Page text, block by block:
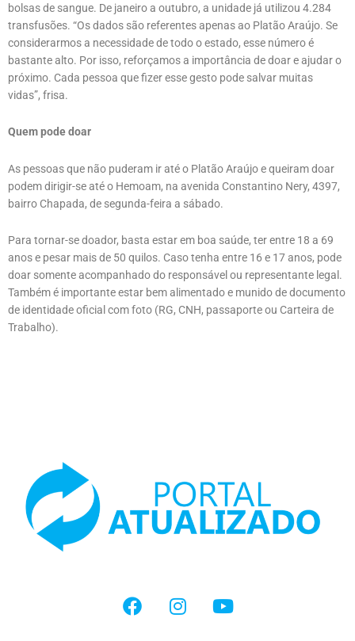
bolsas de sangue. De janeiro a outubro, a unidade já utilizou 4.284
transfusões. “Os dados são referentes apenas ao Platão Araújo. Se
considerarmos a necessidade de todo o estado, esse número é
bastante alto. Por isso, reforçamos a importância de doar e ajudar o
próximo. Cada pessoa que fizer esse gesto pode salvar muitas
vidas”, frisa.
Quem pode doar
As pessoas que não puderam ir até o Platão Araújo e queiram doar
podem dirigir-se até o Hemoam, na avenida Constantino Nery, 4397,
bairro Chapada, de segunda-feira a sábado.
Para tornar-se doador, basta estar em boa saúde, ter entre 18 a 69
anos e pesar mais de 50 quilos. Caso tenha entre 16 e 17 anos, pode
doar somente acompanhado do responsável ou representante legal.
Também é importante estar bem alimentado e munido de documento
de identidade oficial com foto (RG, CNH, passaporte ou Carteira de
Trabalho).